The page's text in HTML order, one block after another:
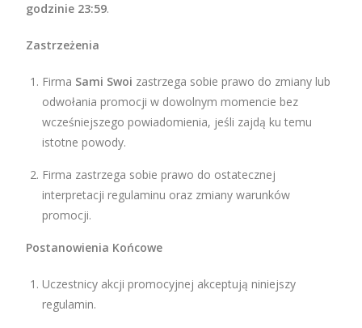
godzinie 23:59.
Zastrzeżenia
Firma Sami Swoi zastrzega sobie prawo do zmiany lub
odwołania promocji w dowolnym momencie bez
wcześniejszego powiadomienia, jeśli zajdą ku temu
istotne powody.
Firma zastrzega sobie prawo do ostatecznej
interpretacji regulaminu oraz zmiany warunków
promocji.
Postanowienia Końcowe
Uczestnicy akcji promocyjnej akceptują niniejszy
regulamin.